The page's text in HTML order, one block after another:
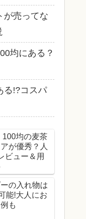
が売ってな
均にある？
る!?コスパ
100均の麦茶
が優秀？人
ビュー＆用
の入れ物は
能!大人にお
も